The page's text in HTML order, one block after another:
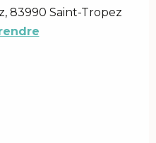
83990 Saint-Tropez